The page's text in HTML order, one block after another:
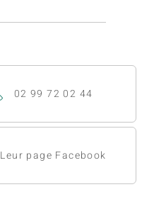
02 99 72 02 44
Leur page Facebook